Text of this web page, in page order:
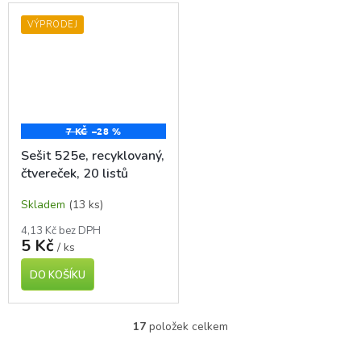
VÝPRODEJ
7 KČ –28 %
Sešit 525e, recyklovaný,
čtvereček, 20 listů
Skladem (13 ks)
4,13 Kč bez DPH
5 Kč / ks
DO KOŠÍKU
O
17 položek celkem